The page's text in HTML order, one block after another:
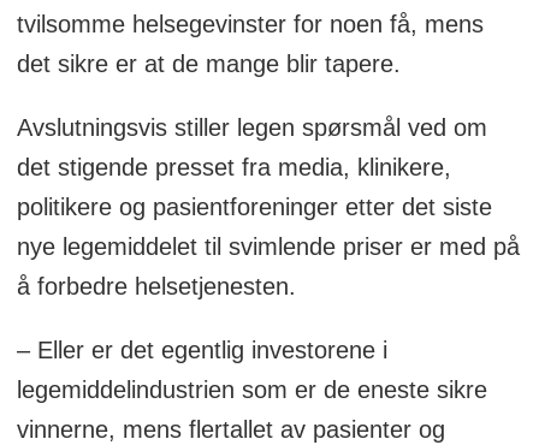
tvilsomme helsegevinster for noen få, mens
det sikre er at de mange blir tapere.
Avslutningsvis stiller legen spørsmål ved om
det stigende presset fra media, klinikere,
politikere og pasientforeninger etter det siste
nye legemiddelet til svimlende priser er med på
å forbedre helsetjenesten.
– Eller er det egentlig investorene i
legemiddelindustrien som er de eneste sikre
vinnerne, mens flertallet av pasienter og